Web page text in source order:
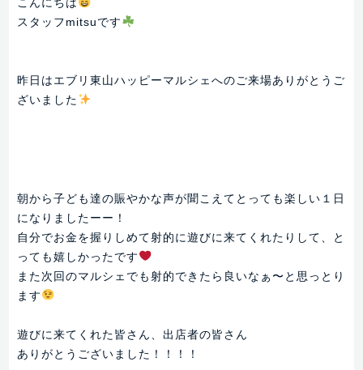
こんにちは
スタッフmitsuです
昨日はエブリ東山ハッピーマルシェへのご来場ありがとうご
ざいました
朝から子ども達の賑やかな声が聞こえてとっても楽しい１日
になりましたーー！
自分でお金を握りしめて射的に遊びに来てくれたりして、と
っても嬉しかったです
また次回のマルシェでも射的できたら良いなぁ〜と思っとり
ます
遊びに来てくれた皆さん、出店者の皆さん
ありがとうございました！！！！